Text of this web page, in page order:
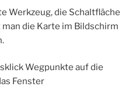
Werkzeug, die Schaltfläche
die Karte im Bildschirm
Wegpunkte auf die
Fenster